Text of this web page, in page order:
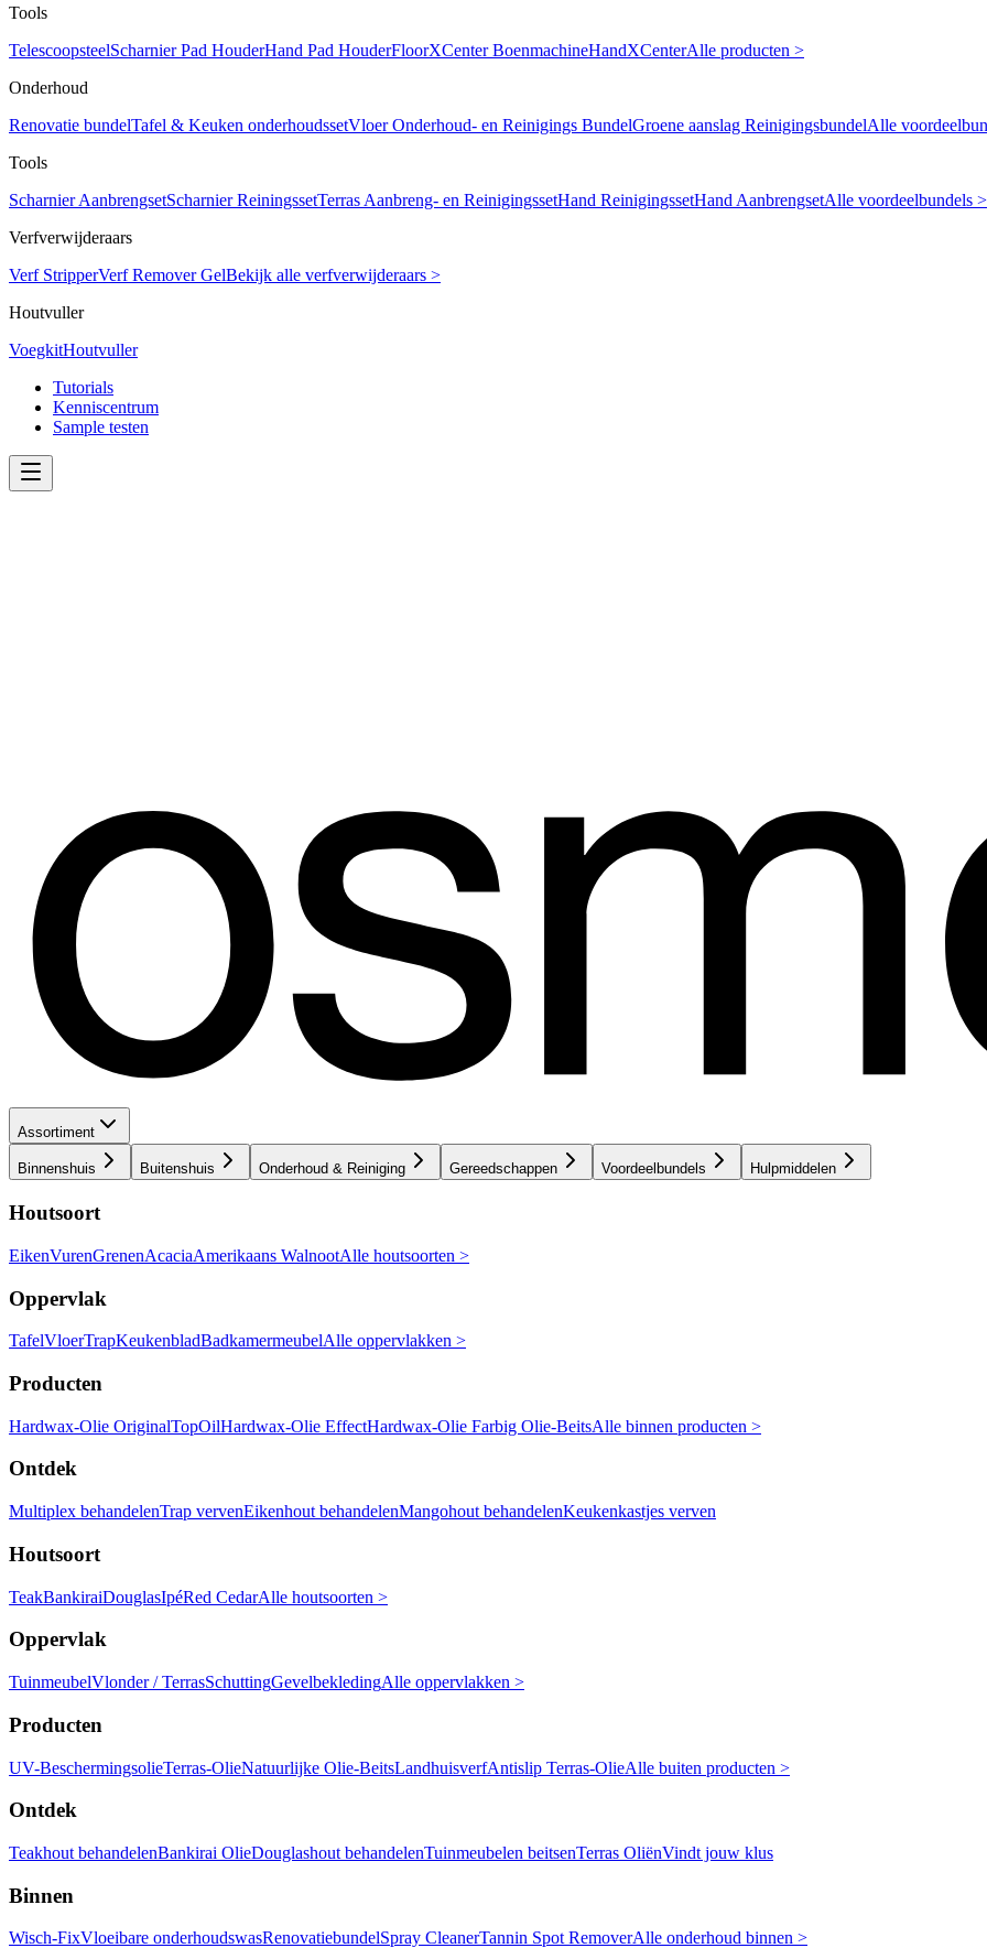
Tools
TelescoopsteelScharnier Pad HouderHand Pad HouderFloorXCenter BoenmachineHandXCenterAlle producten >
Onderhoud
Renovatie bundelTafel & Keuken onderhoudssetVloer Onderhoud- en Reinigings BundelGroene aanslag ReinigingsbundelAlle
Tools
Scharnier AanbrengsetScharnier ReiningssetTerras Aanbreng- en ReinigingssetHand ReinigingssetHand AanbrengsetAlle voordeelbundels >
Verfverwijderaars
Verf StripperVerf Remover GelBekijk alle verfverwijderaars >
Houtvuller
VoegkitHoutvuller
Tutorials
Kenniscentrum
Sample testen
Assortiment
Binnenshuis Buitenshuis Onderhoud & Reiniging Gereedschappen Voordeelbundels Hulpmiddelen
Houtsoort
EikenVurenGrenenAcaciaAmerikaans WalnootAlle houtsoorten >
Oppervlak
TafelVloerTrapKeukenbladBadkamermeubelAlle oppervlakken >
Producten
Hardwax-Olie OriginalTopOilHardwax-Olie EffectHardwax-Olie Farbig Olie-BeitsAlle binnen producten >
Ontdek
Multiplex behandelenTrap vervenEikenhout behandelenMangohout behandelenKeukenkastjes verven
Houtsoort
TeakBankiraiDouglasIpéRed CedarAlle houtsoorten >
Oppervlak
TuinmeubelVlonder / TerrasSchuttingGevelbekledingAlle oppervlakken >
Producten
UV-BeschermingsolieTerras-OlieNatuurlijke Olie-BeitsLandhuisverfAntislip Terras-OlieAlle buiten producten >
Ontdek
Teakhout behandelenBankirai OlieDouglashout behandelenTuinmeubelen beitsenTerras OliënVindt jouw klus
Binnen
Wisch-FixVloeibare onderhoudswasRenovatiebundelSpray CleanerTannin Spot RemoverAlle onderhoud binnen >